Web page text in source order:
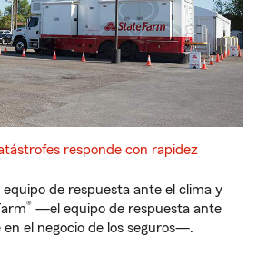
responde con rapidez
de respuesta ante el clima y
® —el equipo de respuesta ante
el negocio de los seguros—.